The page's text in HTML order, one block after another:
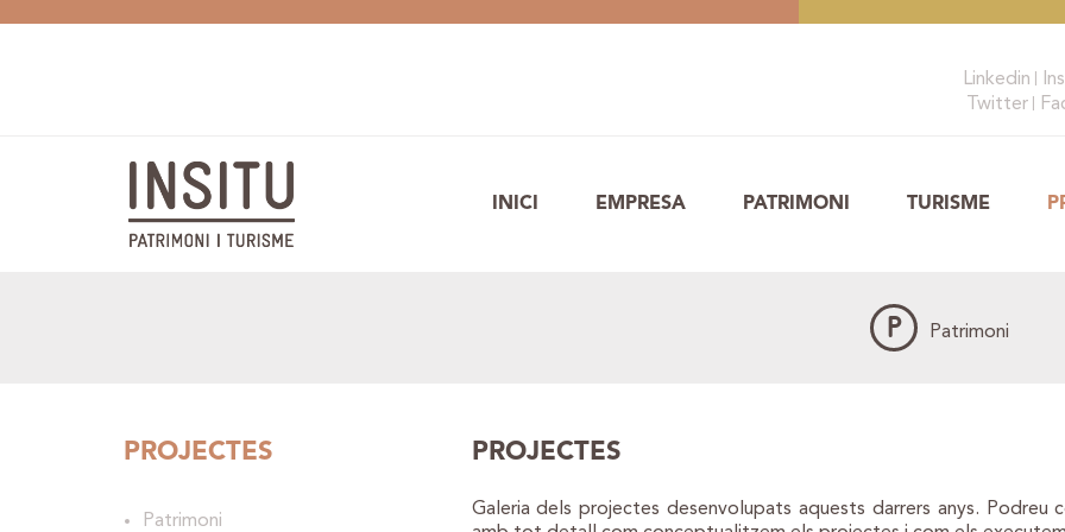
Linkedin
Twitter
INICI EMPRESA PATRIMONI TURISME
P Patrimoni
PROJECTES
Patrimoni
PROJECTES
Galeria dels projectes desenvolupats aquests darrers anys. Podreu